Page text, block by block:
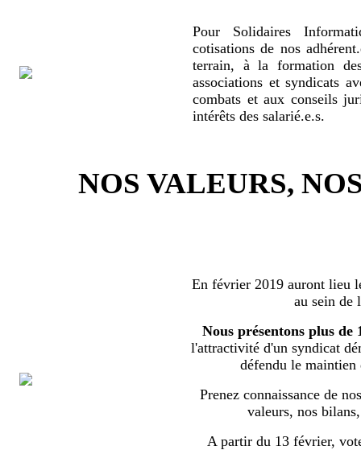
Pour Solidaires
cotisations de nos
terrain, à la formation
associations et syndicats
combats et aux conseils
intérêts des salarié.e.s.
NOS VALEURS,
En février 2019 auront lieu
au sein de
Nous présentons plus de
l'attractivité d'un syndicat
défendu le maintien
Prenez connaissance de
valeurs, nos
A partir du 13 février,